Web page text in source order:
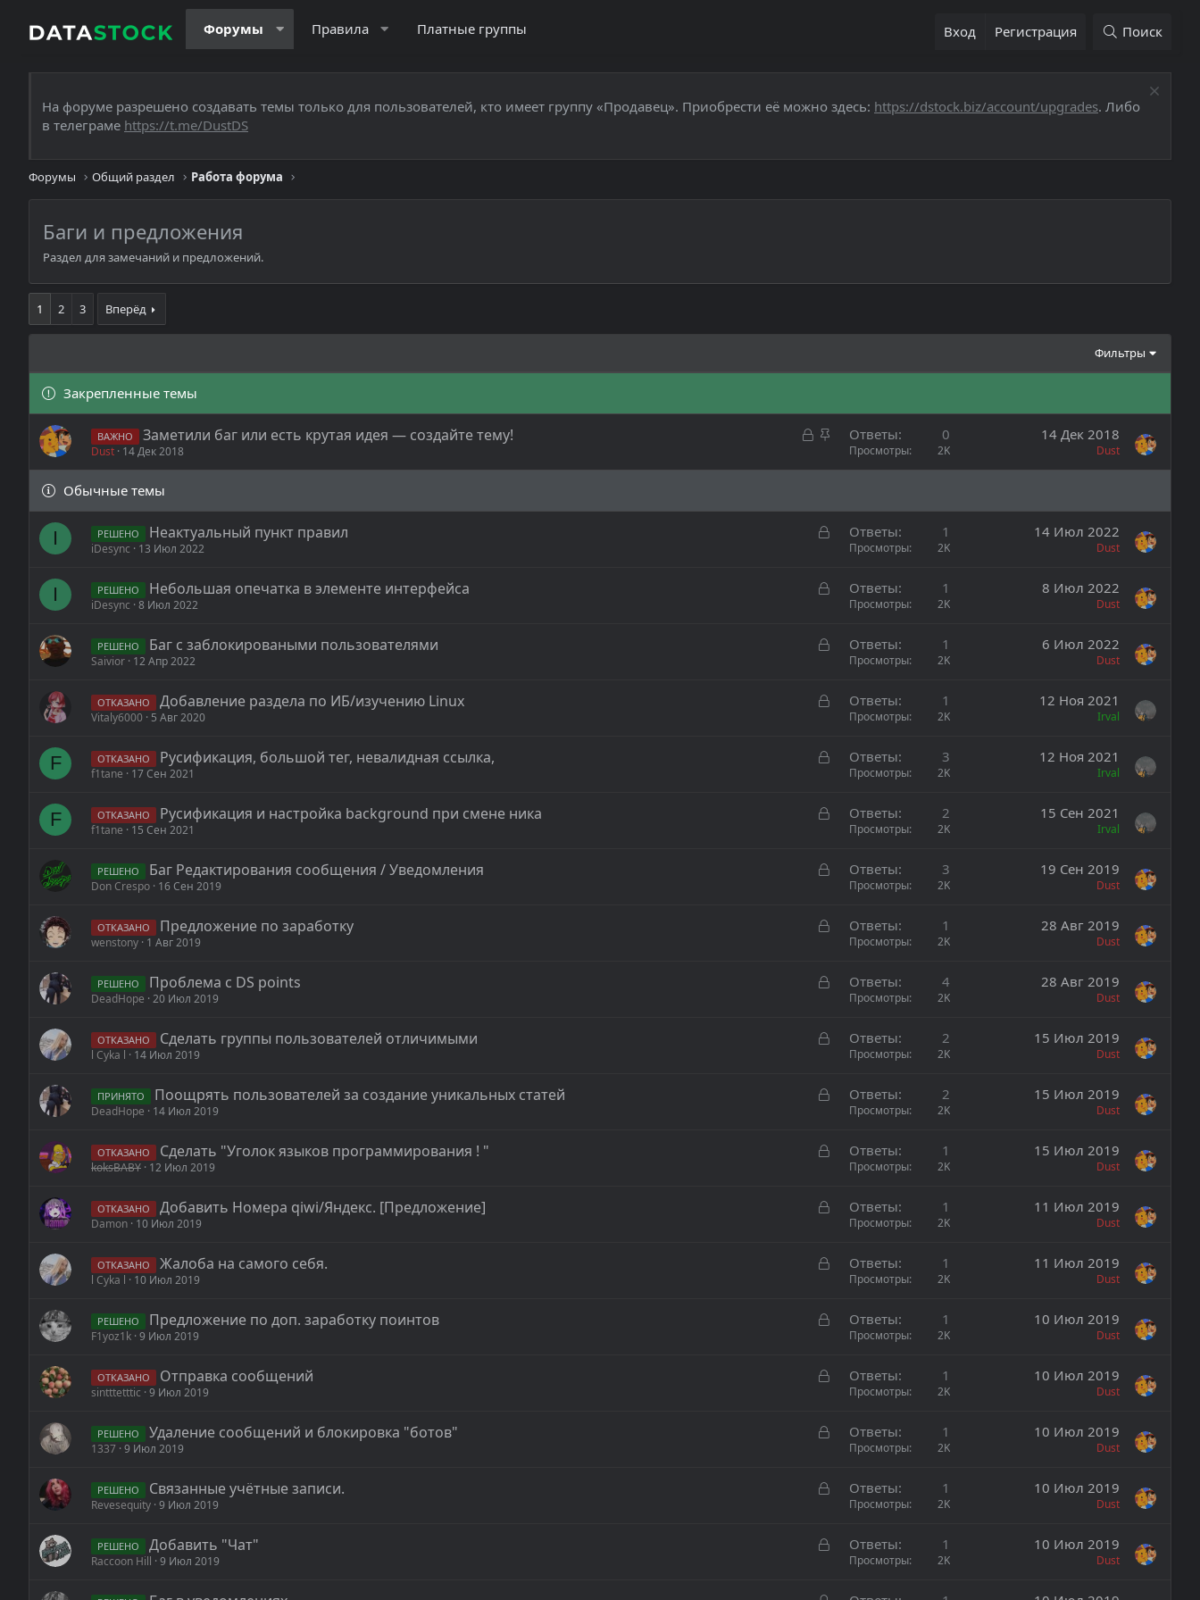
Форумы Правила Платные группы Вход Регистрация Поиск
На форуме разрешено создавать темы только для пользователей, кто имеет группу «Продавец». Приобрести её можно здесь: https://dstock.biz/account/upgrades. Либо
в телеграме https://t.me/DustDS
Форумы Общий раздел Работа форума
Баги и предложения
Раздел для замечаний и предложений.
1 2 3 Вперёд
Фильтры
Закрепленные темы
З
к
ы
З
к
е
п
н
ВАЖНО Заметили баг или есть крутая идея — создайте тему!
Dust 14 Дек 2018
Ответы 0
Просмотры 2K
14 Дек 2018
Dust
Обычные темы
I
З
р
а
РЕШЕНО Неактуальный пункт правил
iDesync 13 Июл 2022
Ответы 1
Просмотры 2K
14 Июл 2022
Dust
I
З
р
а
РЕШЕНО Небольшая опечатка в элементе интерфейса
iDesync 8 Июл 2022
Ответы 1
Просмотры 2K
8 Июл 2022
Dust
З
р
а
РЕШЕНО Баг с заблокироваными пользователями
Saivior 12 Апр 2022
Ответы 1
Просмотры 2K
6 Июл 2022
Dust
З
р
а
ОТКАЗАНО Добавление раздела по ИБ/изучению Linux
Vitaly6000 5 Авг 2020
Ответы 1
Просмотры 2K
12 Ноя 2021
Irval
F
З
р
а
ОТКАЗАНО Русификация, большой тег, невалидная ссылка,
f1tane 17 Сен 2021
Ответы 3
Просмотры 2K
12 Ноя 2021
Irval
F
З
р
а
ОТКАЗАНО Русификация и настройка background при смене ника
f1tane 15 Сен 2021
Ответы 2
Просмотры 2K
15 Сен 2021
Irval
З
р
а
РЕШЕНО Баг Редактирования сообщения / Уведомления
Don Crespo 16 Сен 2019
Ответы 3
Просмотры 2K
19 Сен 2019
Dust
З
р
а
ОТКАЗАНО Предложение по заработку
wenstony 1 Авг 2019
Ответы 1
Просмотры 2K
28 Авг 2019
Dust
З
р
а
РЕШЕНО Проблема с DS points
DeadHope 20 Июл 2019
Ответы 4
Просмотры 2K
28 Авг 2019
Dust
З
р
а
ОТКАЗАНО Сделать группы пользователей отличимыми
l Cyka l 14 Июл 2019
Ответы 2
Просмотры 2K
15 Июл 2019
Dust
З
р
а
ПРИНЯТО Поощрять пользователей за создание уникальных статей
DeadHope 14 Июл 2019
Ответы 2
Просмотры 2K
15 Июл 2019
Dust
З
р
а
ОТКАЗАНО Сделать "Уголок языков программирования ! "
koksBABY 12 Июл 2019
Ответы 1
Просмотры 2K
15 Июл 2019
Dust
З
р
а
ОТКАЗАНО Добавить Номера qiwi/Яндекс. [Предложение]
Damon 10 Июл 2019
Ответы 1
Просмотры 2K
11 Июл 2019
Dust
З
р
а
ОТКАЗАНО Жалоба на самого себя.
l Cyka l 10 Июл 2019
Ответы 1
Просмотры 2K
11 Июл 2019
Dust
З
р
а
РЕШЕНО Предложение по доп. заработку поинтов
F1yoz1k 9 Июл 2019
Ответы 1
Просмотры 2K
10 Июл 2019
Dust
З
р
а
ОТКАЗАНО Отправка сообщений
sintttetttic 9 Июл 2019
Ответы 1
Просмотры 2K
10 Июл 2019
Dust
З
р
а
РЕШЕНО Удаление сообщений и блокировка "ботов"
1337 9 Июл 2019
Ответы 1
Просмотры 2K
10 Июл 2019
Dust
З
р
РЕШЕНО Связанные учётные записи.
Revesequity 9 Июл 2019
Ответы 1
Просмотры 2K
10 Июл 2019
Dust
З
РЕШЕНО Добавить "Чат"
Raccoon Hill 9 Июл 2019
Ответы 1
Просмотры 2K
10 Июл 2019
Dust